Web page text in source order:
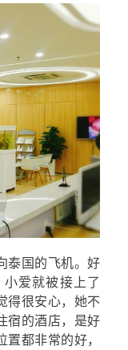
泰国的飞机。好
爱就被接上了
得很安心，她不
宿的酒店，是好
都非常的好，